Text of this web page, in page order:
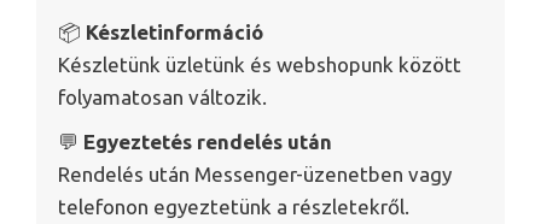
📦 Készletinformáció
Készletünk üzletünk és webshopunk között
folyamatosan változik.
💬 Egyeztetés rendelés után
Rendelés után Messenger-üzenetben vagy
telefonon egyeztetünk a részletekről.